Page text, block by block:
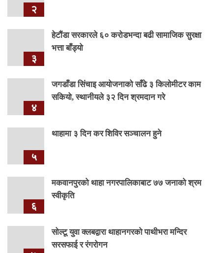
२
३
हेटौंडा सरकारले ६० करोडभन्दा बढी सामाजिक सुरक्षा
भत्ता बाँड्यो
४
जगडाँडा सिंचाइ आयोजनाको साँढे ३ किलोमीटर काम
सकियो, स्थानीयले ३२ दिन श्रमदान गरे
५
थाहामा ३ दिन कर शिविर सञ्चालन हुने
६
मकवानपुरको थाहा नगरपालिकाबाट ७७ जनाको श्रम
स्वीकृति
सोल्टू युवा क्लबद्वारा थाहानगरको पाथीभरा मन्दिर
सरसफाई र रंगरोगन